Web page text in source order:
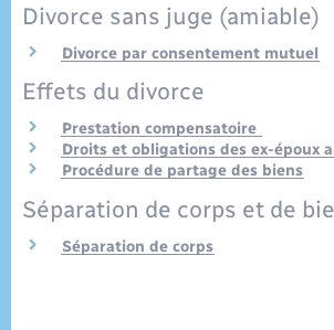
Seniors
Transports
Voirie et espace public
Divorce sans juge (amiable)
Divorce par consentement mutuel
Effets du divorce
Prestation compensatoire
Droits et obligations des ex-époux
Procédure de partage des biens
Séparation de corps et de
Séparation de corps